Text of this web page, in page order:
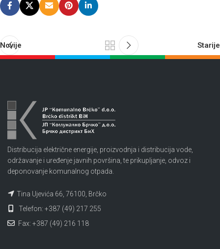
Novije Starije
Distribucija električne energije, proizvodnja i distribucija vode,
održavanje i uređenje javnih površina, te prikupljanje, odvoz i
deponovanje komunalnog otpada.
Tina Ujevića 66, 76100, Brčko
Telefon: +387 (49) 217 255
Fax: +387 (49) 216 118